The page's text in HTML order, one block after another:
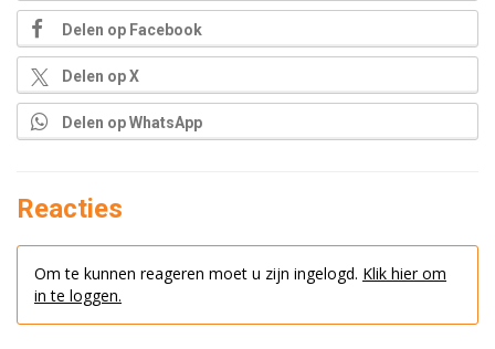
Delen op Facebook
Delen op X
Delen op WhatsApp
Reacties
Om te kunnen reageren moet u zijn ingelogd. Klik hier om
in te loggen.